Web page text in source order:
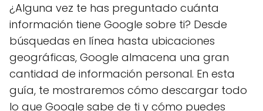
¿Alguna vez te has preguntado cuánta
información tiene Google sobre ti? Desde
búsquedas en línea hasta ubicaciones
geográficas, Google almacena una gran
cantidad de información personal. En esta
guía, te mostraremos cómo descargar todo
lo que Google sabe de ti y cómo puedes